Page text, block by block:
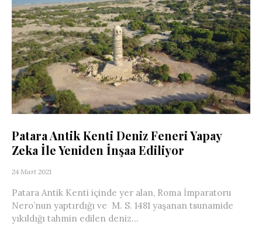
Patara Antik Kenti Deniz Feneri Yapay
Zeka İle Yeniden İnşaa Ediliyor
24 Mart 2021
Patara Antik Kenti içinde yer alan, Roma İmparatoru
Nero’nun yaptırdığı ve M. S. 1481 yaşanan tsunamide
yıkıldığı tahmin edilen deniz...